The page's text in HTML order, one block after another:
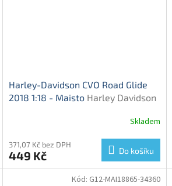
Harley-Davidson CVO Road Glide
2018 1:18 - Maisto Harley Davidson
Skladem
371,07 Kč bez DPH
449 Kč Do košíku
Kód: G12-MAI18865-34360